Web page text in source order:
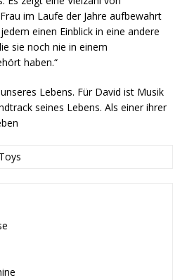
im Laufe der Jahre aufbewahrt
einen Einblick in eine andere
sie noch nie in einem
haben.“
Lebens. Für David ist Musik
seines Lebens. Als einer ihrer